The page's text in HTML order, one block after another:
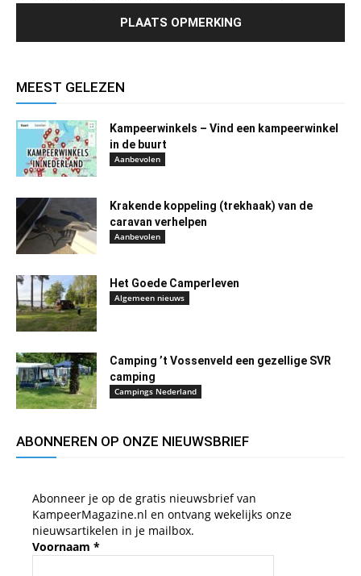
MEEST GELEZEN
Kampeerwinkels – Vind een kampeerwinkel
in de buurt
Aanbevolen
Krakende koppeling (trekhaak) van de
caravan verhelpen
Aanbevolen
Het Goede Camperleven
Algemeen nieuws
Camping ’t Vossenveld een gezellige SVR
camping
Campings Nederland
ABONNEREN OP ONZE NIEUWSBRIEF
Abonneer je op de gratis nieuwsbrief van
KampeerMagazine.nl en ontvang wekelijks onze
nieuwsartikelen in je mailbox.
Voornaam *